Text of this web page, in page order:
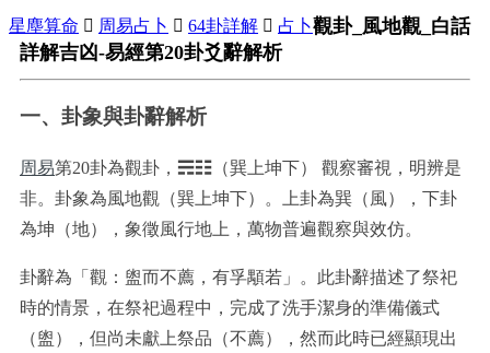
星塵算命  周易占卜  64卦詳解  占卜觀卦_風地觀_白話
詳解吉凶-易經第20卦爻辭解析
一、卦象與卦辭解析
周易第20卦為觀卦，☴☷（巽上坤下）
觀察審視，明辨是
非。卦象為風地觀（巽上坤下）。上卦為巽（風），下卦
為坤（地），象徵風行地上，萬物普遍觀察與效仿。
卦辭為「觀：盥而不薦，有孚顒若」。此卦辭描述了祭祀
時的情景，在祭祀過程中，完成了洗手潔身的準備儀式
（盥），但尚未獻上祭品（不薦），然而此時已經顯現出